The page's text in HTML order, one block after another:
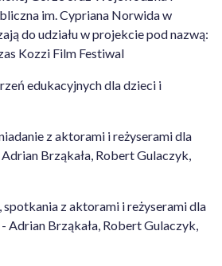
im. Cypriana Norwida w
do udziału w projekcie pod nazwą:
Kozzi Film Festiwal
edukacyjnych dla dzieci i
z aktorami i reżyserami dla
Brząkała, Robert Gulaczyk,
spotkania z aktorami i reżyserami dla
Adrian Brząkała, Robert Gulaczyk,